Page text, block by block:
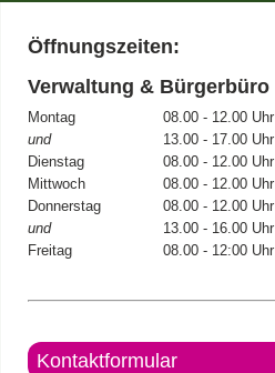
Öffnungszeiten:
Verwaltung & Bürgerbüro
Montag
08.00 - 12.00 Uhr
und
13.00 - 17.00 Uhr
Dienstag
08.00 - 12.00 Uhr
Mittwoch
08.00 - 12.00 Uhr
Donnerstag
08.00 - 12.00 Uhr
und
13.00 - 16.00 Uhr
Freitag
08.00 - 12:00 Uhr
Kontaktformular